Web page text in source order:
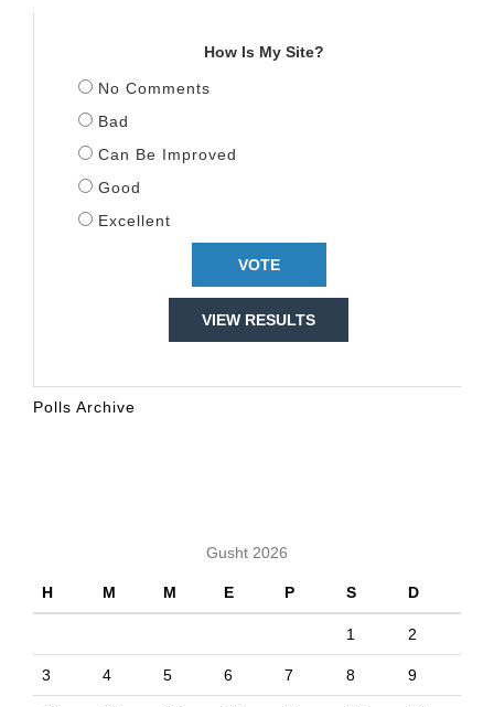
How Is My Site?
No Comments
Bad
Can Be Improved
Good
Excellent
VIEW RESULTS
Polls Archive
Gusht 2026
H M M E P S D
1 2
3 4 5 6 7 8 9